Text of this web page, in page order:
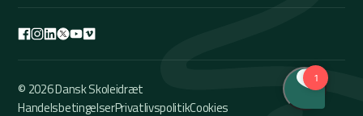
© 2026 Dansk Skoleidræt
HandelsbetingelserPrivatlivspolitikCookies